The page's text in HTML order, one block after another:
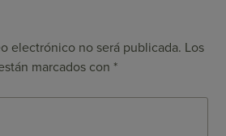
electrónico no será publicada. Los
marcados con *